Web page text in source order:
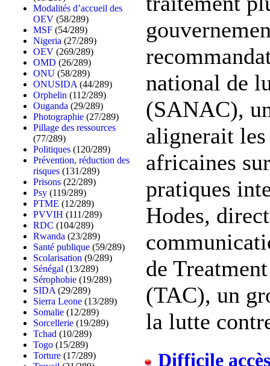
Modalités d’accueil des
OEV (58/289)
MSF (54/289)
Nigeria (27/289)
OEV (269/289)
OMD (26/289)
ONU (58/289)
ONUSIDA (44/289)
Orphelin (112/289)
Ouganda (29/289)
Photographie (27/289)
Pillage des ressources
(77/289)
Politiques (120/289)
Prévention, réduction des
risques (131/289)
Prisons (22/289)
Psy (119/289)
PTME (12/289)
PVVIH (111/289)
RDC (104/289)
Rwanda (23/289)
Santé publique (59/289)
Scolarisation (9/289)
Sénégal (13/289)
Sérophobie (19/289)
SIDA (29/289)
Sierra Leone (13/289)
Somalie (12/289)
Sorcellerie (19/289)
Tchad (10/289)
Togo (15/289)
Torture (17/289)
national de
(SANAC),
alignerait
africaines
pratiques
Hodes,
de
(TAC), un
la lutte
Difficile